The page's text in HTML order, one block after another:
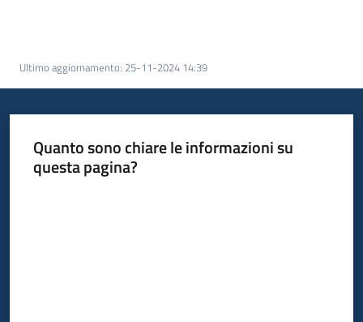
Leggi
Piani
Programmi
Progetti
Ultimo aggiornamento: 25-11-2024 14:39
Quanto sono chiare le informazioni su
questa pagina?